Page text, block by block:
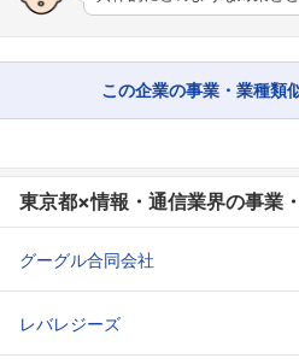
この企業の事業・業種類
東京都×情報・通信業界の事業
グーグル合同会社
レバレジーズ